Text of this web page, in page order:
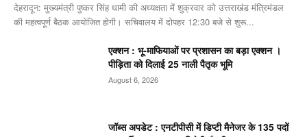
देहरादून: मुख्यमंत्री पुष्कर सिंह धामी की अध्यक्षता में शुक्रवार को उत्तराखंड मंत्रिमंडल
की महत्वपूर्ण बैठक आयोजित होगी। सचिवालय में दोपहर 12:30 बजे से शुरू...
एक्शन : भू-माफियाओं पर प्रशासन का बड़ा एक्शन ।
पीड़िता को दिलाई 25 नाली पैतृक भूमि
August 6, 2026
जॉब्स अपडेट : एनटीपीसी में डिप्टी मैनेजर के 135 पदों